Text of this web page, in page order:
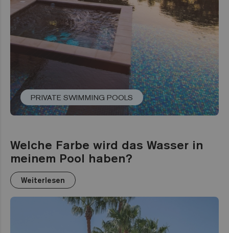
PRIVATE SWIMMING POOLS
Welche Farbe wird das Wasser in
meinem Pool haben?
Weiterlesen